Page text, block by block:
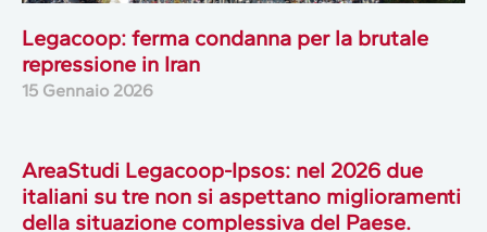
Legacoop: ferma condanna per la brutale
repressione in Iran
15 Gennaio 2026
AreaStudi Legacoop-Ipsos: nel 2026 due
italiani su tre non si aspettano miglioramenti
della situazione complessiva del Paese.